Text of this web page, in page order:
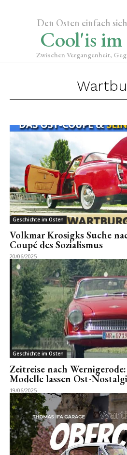
Den Osten einfach
Cool'is
Zwischen Vergangenheit,
Geschichte im Osten
Volkmar Krosigks Suche
Coupé des Sozialismus
20/06/2025
Geschichte im Osten
Zeitreise nach
Modelle lassen Ost-
19/06/2025